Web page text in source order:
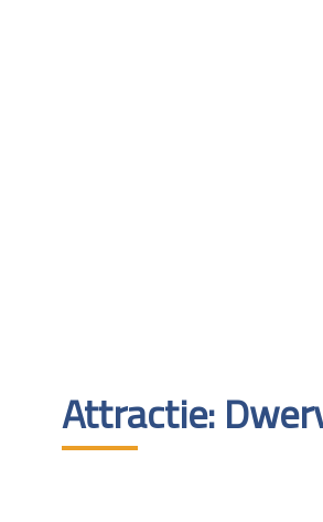
Attractie: